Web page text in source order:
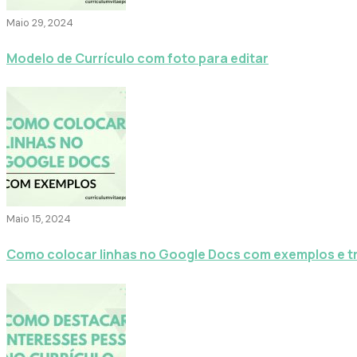
Maio 29, 2024
Modelo de Currículo com foto para editar
Maio 15, 2024
Como colocar linhas no Google Docs com exemplos e